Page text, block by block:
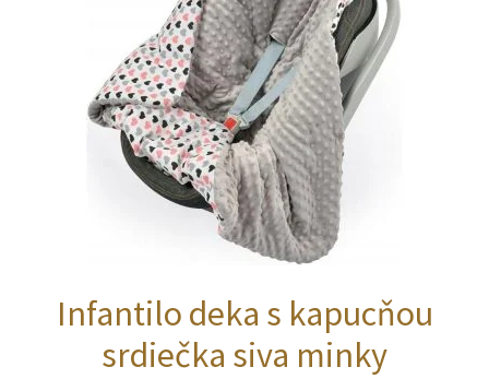
Infantilo deka s kapucňou
srdiečka siva minky